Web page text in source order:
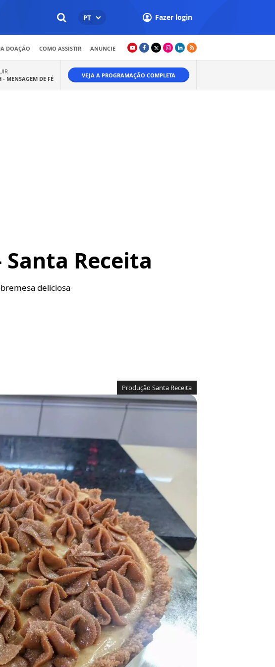
PT Fazer login
DOAÇÃO COMO ASSISTIR ANUNCIE
- MENSAGEM DE FÉ VEJA A PROGRAMAÇÃO COMPLETA
Receita
deliciosa
Produção Santa Receita